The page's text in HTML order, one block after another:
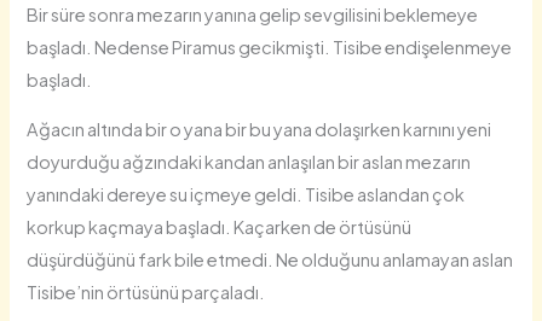
Bir süre sonra mezarın yanına gelip sevgilisini beklemeye
başladı. Nedense Piramus gecikmişti. Tisibe endişelenmeye
başladı.
Ağacın altında bir o yana bir bu yana dolaşırken karnını yeni
doyurduğu ağzındaki kandan anlaşılan bir aslan mezarın
yanındaki dereye su içmeye geldi. Tisibe aslandan çok
korkup kaçmaya başladı. Kaçarken de örtüsünü
düşürdüğünü fark bile etmedi. Ne olduğunu anlamayan aslan
Tisibe’nin örtüsünü parçaladı.